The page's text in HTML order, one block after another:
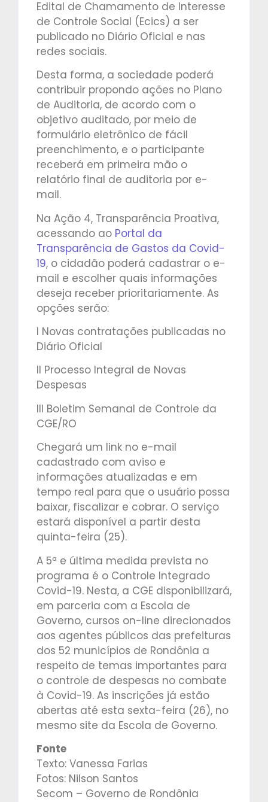
Edital de Chamamento de Interesse
de Controle Social (Ecics) a ser
publicado no Diário Oficial e nas
redes sociais.
Desta forma, a sociedade poderá
contribuir propondo ações no Plano
de Auditoria, de acordo com o
objetivo auditado, por meio de
formulário eletrônico de fácil
preenchimento, e o participante
receberá em primeira mão o
relatório final de auditoria por e-
mail.
Na Ação 4, Transparência Proativa,
acessando ao Portal da
Transparência de Gastos da Covid-
19, o cidadão poderá cadastrar o e-
mail e escolher quais informações
deseja receber prioritariamente. As
opções serão:
I Novas contratações publicadas no
Diário Oficial
II Processo Integral de Novas
Despesas
III Boletim Semanal de Controle da
CGE/RO
Chegará um link no e-mail
cadastrado com aviso e
informações atualizadas e em
tempo real para que o usuário possa
baixar, fiscalizar e cobrar. O serviço
estará disponível a partir desta
quinta-feira (25).
A 5ª e última medida prevista no
programa é o Controle Integrado
Covid-19. Nesta, a CGE disponibilizará,
em parceria com a Escola de
Governo, cursos on-line direcionados
aos agentes públicos das prefeituras
dos 52 municípios de Rondônia a
respeito de temas importantes para
o controle de despesas no combate
à Covid-19. As inscrições já estão
abertas até esta sexta-feira (26), no
mesmo site da Escola de Governo.
Fonte
Texto: Vanessa Farias
Fotos: Nilson Santos
Secom – Governo de Rondônia